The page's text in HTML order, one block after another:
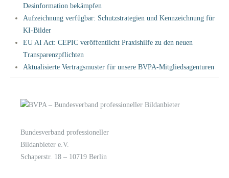
Desinformation bekämpfen
Aufzeichnung verfügbar: Schutzstrategien und Kennzeichnung für
KI-Bilder
EU AI Act: CEPIC veröffentlicht Praxishilfe zu den neuen
Transparenzpflichten
Aktualisierte Vertragsmuster für unsere BVPA-Mitgliedsagenturen
Bundesverband professioneller
Bildanbieter e.V.
Schaperstr. 18 – 10719 Berlin